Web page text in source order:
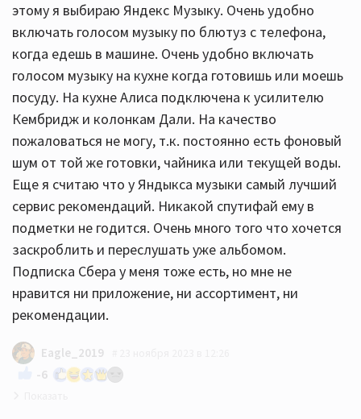
этому я выбираю Яндекс Музыку. Очень удобно
включать голосом музыку по блютуз с телефона,
когда едешь в машине. Очень удобно включать
голосом музыку на кухне когда готовишь или моешь
посуду. На кухне Алиса подключена к усилителю
Кембридж и колонкам Дали. На качество
пожаловаться не могу, т.к. постоянно есть фоновый
шум от той же готовки, чайника или текущей воды.
Еще я считаю что у Яндыкса музыки самый лучший
сервис рекомендаций. Никакой спутифай ему в
подметки не годится. Очень много того что хочется
заскроблить и переслушать уже альбомом.
Подписка Сбера у меня тоже есть, но мне не
нравится ни приложение, ни ассортимент, ни
рекомендации.
Eagle_2019
-6